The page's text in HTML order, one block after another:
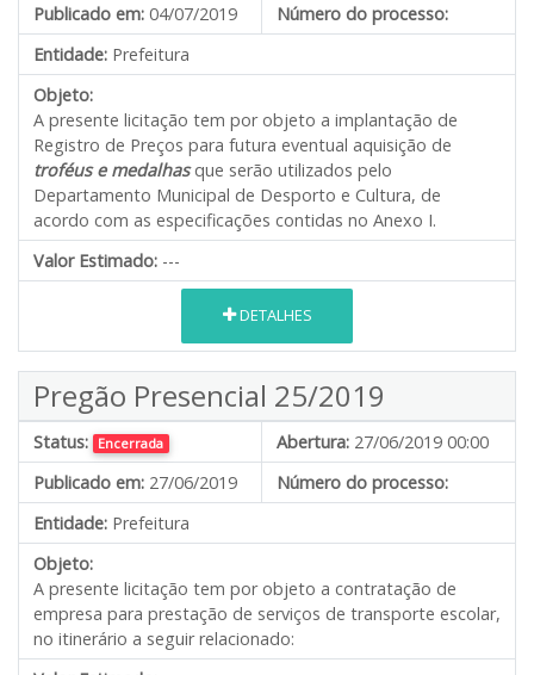
Publicado em: 04/07/2019
Número do processo:
Entidade: Prefeitura
Objeto:
A presente licitação tem por objeto a implantação de
Registro de Preços para futura eventual aquisição de
troféus e medalhasque serão utilizados pelo
Departamento Municipal de Desporto e Cultura, de
acordo com as especificações contidas no Anexo I.
Valor Estimado: ---
DETALHES
Pregão Presencial 25/2019
Status: Encerrada Abertura: 27/06/2019 00:00
Publicado em: 27/06/2019
Número do processo:
Entidade: Prefeitura
Objeto:
A presente licitação tem por objeto a contratação de
empresa para prestação de serviços de transporte escolar,
no itinerário a seguir relacionado: